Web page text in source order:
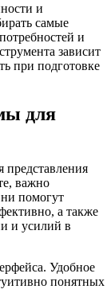
и
самые
и
зависит
при подготовке
для
представления
важно
помогут
а также
и усилий в
Удобное
понятных